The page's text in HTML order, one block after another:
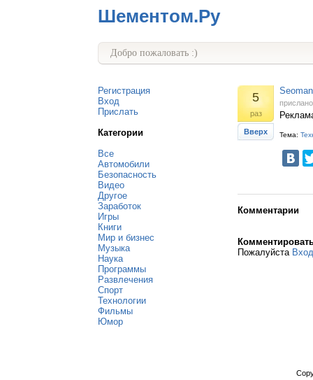
Шементом.Ру
Добро пожаловать :)
Регистрация
Вход
Прислать
Категории
Все
Автомобили
Безопасность
Видео
Другое
Заработок
Игры
Книги
Мир и бизнес
Музыка
Наука
Программы
Развлечения
Спорт
Технологии
Фильмы
Юмор
5
раз
Вверх Тема:
Комментарии
Пожалуйста Вход